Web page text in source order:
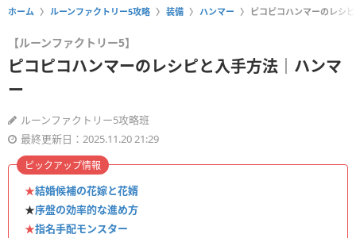
ホーム ルーンファクトリー5攻略 装備 ハンマー ピコピコハンマーのレシ
【ルーンファクトリー5】
ピコピコハンマーのレシピと入手方法｜ハンマ
ー
ルーンファクトリー5攻略班
最終更新日：2025.11.20 21:29
★結婚候補の花嫁と花婿
★序盤の効率的な進め方
★指名手配モンスター
ピックアップ情報